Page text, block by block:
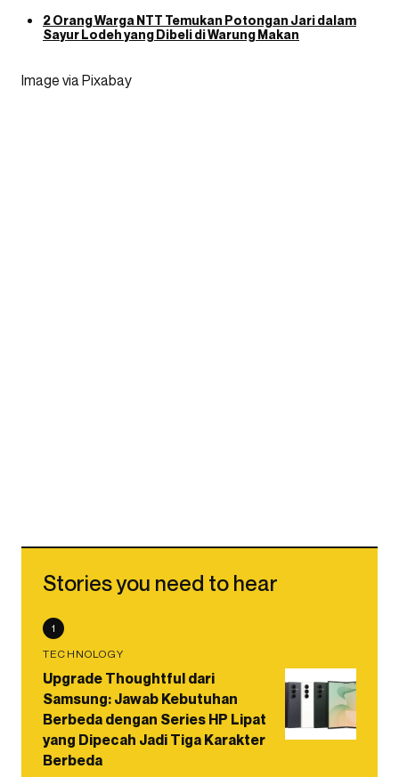
2 Orang Warga NTT Temukan Potongan Jari dalam
Sayur Lodeh yang Dibeli di Warung Makan
Image via Pixabay
Stories you need to hear
1
TECHNOLOGY
Upgrade Thoughtful dari
Samsung: Jawab Kebutuhan
Berbeda dengan Series HP Lipat
yang Dipecah Jadi Tiga Karakter
Berbeda